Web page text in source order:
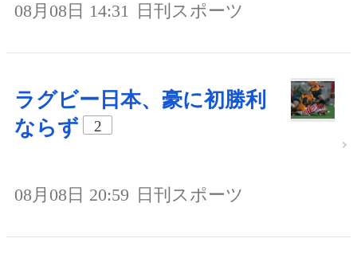
08月08日 14:31 日刊スポーツ
ラグビー日本、豪に初勝利
ならず
2
08月08日 20:59 日刊スポーツ